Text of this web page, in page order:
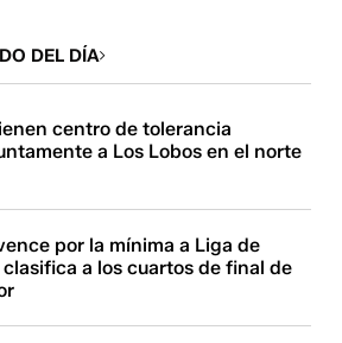
DEL DÍA
centro de tolerancia
a Los Lobos en el norte
por la mínima a Liga de
a los cuartos de final de